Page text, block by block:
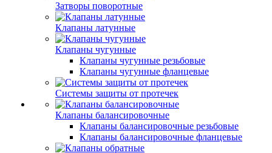
Затворы поворотные
Клапаны латунные
Клапаны чугунные
Клапаны чугунные резьбовые
Клапаны чугунные фланцевые
Системы защиты от протечек
Клапаны балансировочные
Клапаны балансировочные резьбовые
Клапаны балансировочные фланцевые